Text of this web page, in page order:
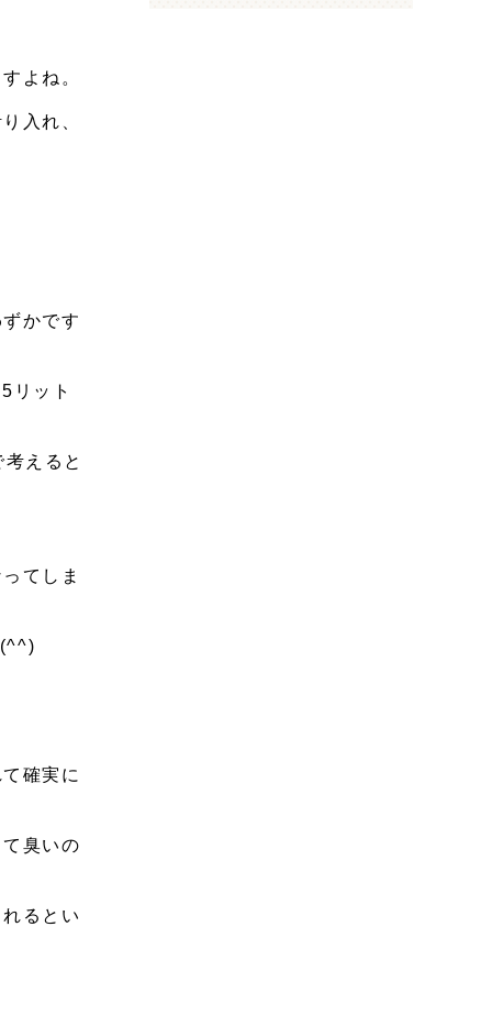
よね。
入れ、
かです
リット
えると
てしま
確実に
臭いの
るとい